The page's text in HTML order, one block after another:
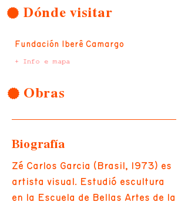
Dónde visitar
Fundación Iberê Camargo
+ Info e mapa
Obras
Biografía
Zé Carlos Garcia (Brasil, 1973) es
artista visual. Estudió escultura
en la Escuela de Bellas Artes de la